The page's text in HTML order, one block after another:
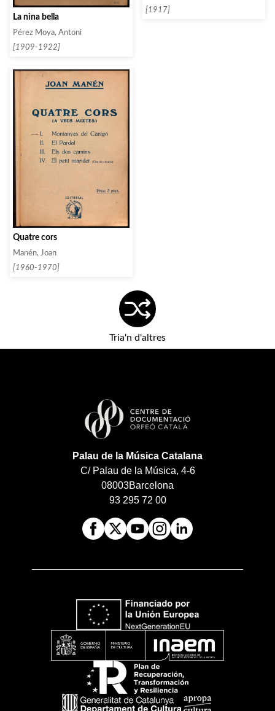
La nina bella
Pérez Moya, Antoni
[1909-1922]
[1917]
Quatre cors
Manén, Joan
[1960-1970]
Tria'n d'altres
Palau de la Música Catalana
C/ Palau de la Música, 4-6
08003Barcelona
93 295 72 00